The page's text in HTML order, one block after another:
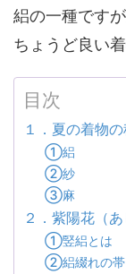
絽の一種です
ちょうど良い
目次
１．夏の着物
①絽
②紗
③麻
２．紫陽花（
①竪絽とは
②絽綴れの帯